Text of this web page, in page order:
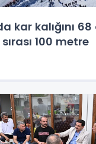
kar kalığını 68
100 metre